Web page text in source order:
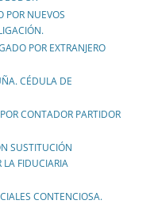
NUEVOS
POR EXTRANJERO
CÉDULA DE
CONTADOR PARTIDOR
SUSTITUCIÓN
LA FIDUCIARIA
CONTENCIOSA.